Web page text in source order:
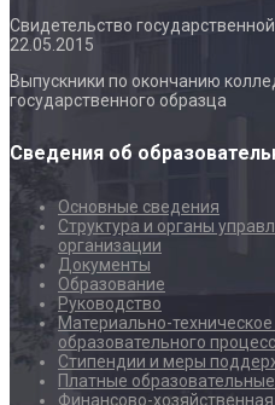
Свидетельство
22.05.2015
Выпускники по окончанию
государственного образца
Сведения об
Основные сведения
Структура и органы
организации
Документы
Образование
Руководство
Материально-
образовательного
Стипендии и меры
Платные образовательные
Финансово-